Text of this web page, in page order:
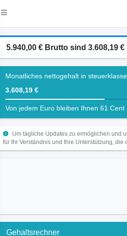
5.940,00 € Brutto sind 3.608,19
Monatliches nettogehalt in steuerklasse
3.608,19 €
Von jedem Euro bleiben Ihnen 61 Cent
Um tägliche Updates zu ermöglichen und
für Ihr Verständnis und Ihre Unterstützung, die
Gehaltsrechner